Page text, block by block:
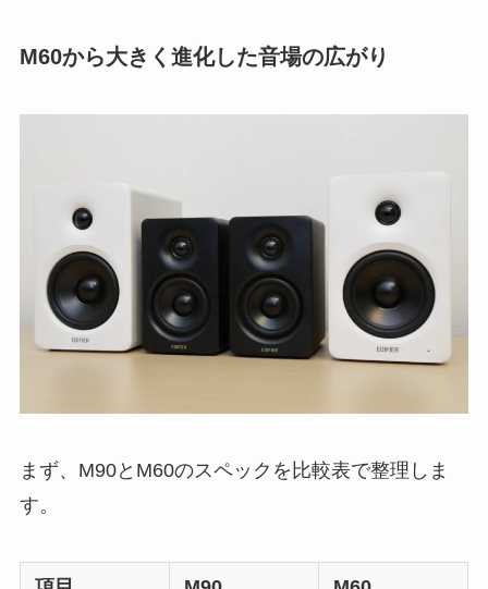
M60から大きく進化した音場の広がり
まず、M90とM60のスペックを比較表で整理しま
す。